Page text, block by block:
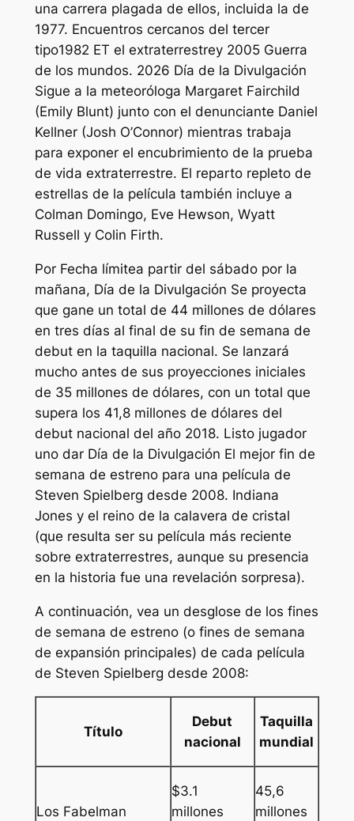
una carrera plagada de ellos, incluida la de
1977. Encuentros cercanos del tercer
tipo1982 ET el extraterrestrey 2005 Guerra
de los mundos. 2026 Día de la Divulgación
Sigue a la meteoróloga Margaret Fairchild
(Emily Blunt) junto con el denunciante Daniel
Kellner (Josh O’Connor) mientras trabaja
para exponer el encubrimiento de la prueba
de vida extraterrestre. El reparto repleto de
estrellas de la película también incluye a
Colman Domingo, Eve Hewson, Wyatt
Russell y Colin Firth.
Por Fecha límitea partir del sábado por la
mañana, Día de la Divulgación Se proyecta
que gane un total de 44 millones de dólares
en tres días al final de su fin de semana de
debut en la taquilla nacional. Se lanzará
mucho antes de sus proyecciones iniciales
de 35 millones de dólares, con un total que
supera los 41,8 millones de dólares del
debut nacional del año 2018. Listo jugador
unodar Día de la Divulgación El mejor fin de
semana de estreno para una película de
Steven Spielberg desde 2008. Indiana
Jones y el reino de la calavera de cristal
(que resulta ser su película más reciente
sobre extraterrestres, aunque su presencia
en la historia fue una revelación sorpresa).
A continuación, vea un desglose de los fines
de semana de estreno (o fines de semana
de expansión principales) de cada película
de Steven Spielberg desde 2008:
Título
Debut
nacional
Taquilla
mundial
Los Fabelman
$3.1
millones
45,6
millones